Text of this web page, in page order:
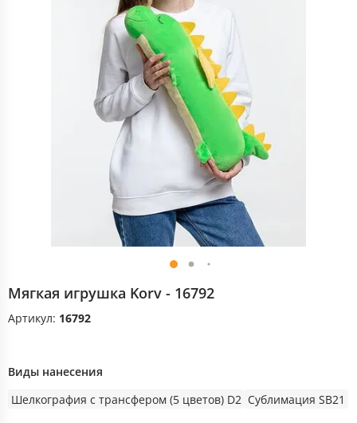
Мягкая игрушка Korv - 16792
Артикул: 16792
Виды нанесения
Шелкография с трансфером (5 цветов) D2 Сублимация SB21